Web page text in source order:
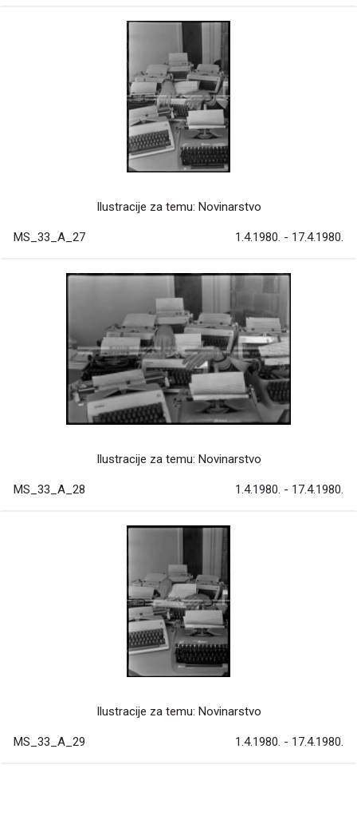
Ilustracije za temu: Novinarstvo
MS_33_A_27 1.4.1980. - 17.4.1980.
Ilustracije za temu: Novinarstvo
MS_33_A_28 1.4.1980. - 17.4.1980.
Ilustracije za temu: Novinarstvo
MS_33_A_29 1.4.1980. - 17.4.1980.